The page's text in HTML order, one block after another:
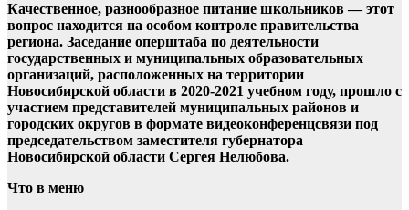
Качественное, разнообразное питание школьников — этот
вопрос находится на особом контроле правительства
региона. Заседание оперштаба по деятельности
государственных и муниципальных образовательных
организаций, расположенных на территории
Новосибирской области в 2020-2021 учебном году, прошло с
участием представителей муниципальных районов и
городских округов в формате видеоконференцсвязи под
председательством заместителя губернатора
Новосибирской области Сергея Нелюбова.
Что в меню